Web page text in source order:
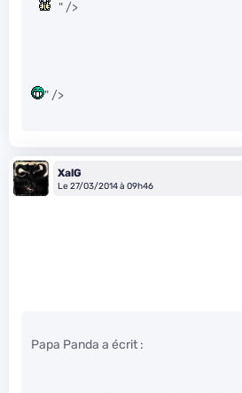
" />
" />
XalG
Le 27/03/2014 à 09h46
Papa Panda a écrit :